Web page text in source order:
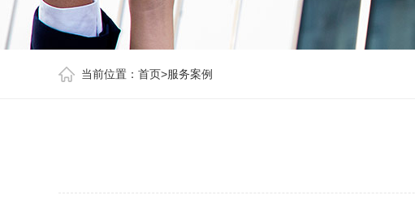
当前位置： 首页>服务案例